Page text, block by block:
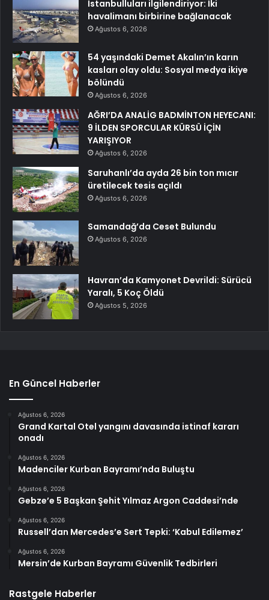
İstanbulluları ilgilendiriyor: İki
havalimanı birbirine bağlanacak
Ağustos 6, 2026
54 yaşındaki Demet Akalın’ın karın
kasları olay oldu: Sosyal medya ikiye
bölündü
Ağustos 6, 2026
AĞRI’DA ANALİG BADMİNTON HEYECANI:
9 İLDEN SPORCULAR KÜRSÜ İÇİN
YARIŞIYOR
Ağustos 6, 2026
Saruhanlı’da ayda 26 bin ton mıcır
üretilecek tesis açıldı
Ağustos 6, 2026
Samandağ’da Ceset Bulundu
Ağustos 6, 2026
Havran’da Kamyonet Devrildi: Sürücü
Yaralı, 5 Koç Öldü
Ağustos 5, 2026
En Güncel Haberler
Ağustos 6, 2026
Grand Kartal Otel yangını davasında istinaf kararı
onadı
Ağustos 6, 2026
Madenciler Kurban Bayramı’nda Buluştu
Ağustos 6, 2026
Gebze’e 5 Başkan Şehit Yılmaz Argon Caddesi’nde
Ağustos 6, 2026
Russell’dan Mercedes’e Sert Tepki: ‘Kabul Edilemez’
Ağustos 6, 2026
Mersin’de Kurban Bayramı Güvenlik Tedbirleri
Rastgele Haberler